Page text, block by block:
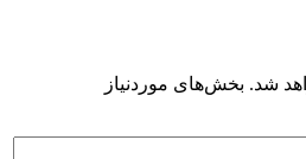
شد. بخش‌های موردنیاز